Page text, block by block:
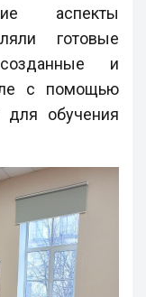
аспекты
готовые
и
с помощью
для обучения